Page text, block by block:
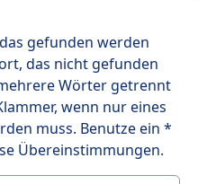
gefunden werden
das nicht gefunden
Wörter getrennt
wenn nur eines
muss. Benutze ein *
Übereinstimmungen.